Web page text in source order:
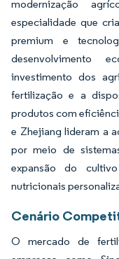
modernização
especialidade que
premium e
desenvolvimento
investimento dos
fertilização e a
produtos com
e Zhejiang lideram a
por meio de
expansão do
nutricionais
Cenário
O mercado de